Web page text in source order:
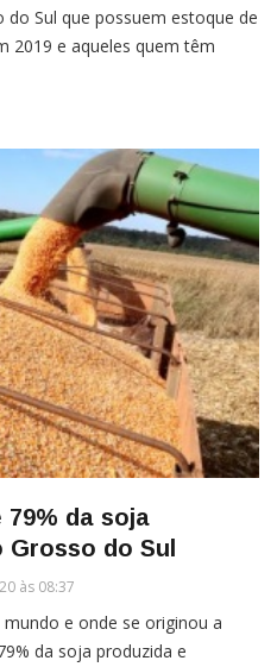
Sul que possuem estoque de
2019 e aqueles quem têm
79% da soja
do Sul
às 08:37
e onde se originou a
da soja produzida e